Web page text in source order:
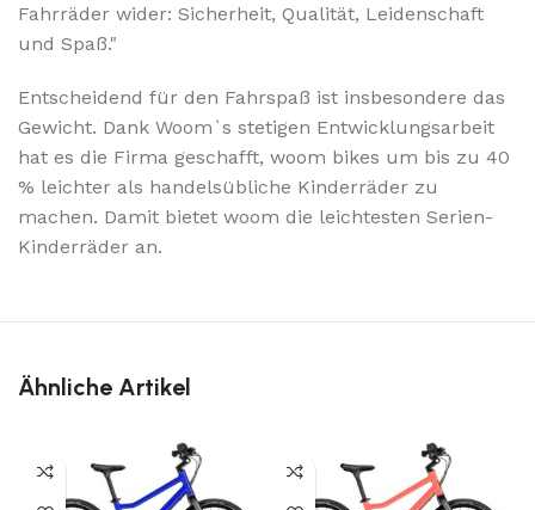
Fahrräder wider: Sicherheit, Qualität, Leidenschaft
und Spaß."
Entscheidend für den Fahrspaß ist insbesondere das
Gewicht. Dank Woom`s stetigen Entwicklungsarbeit
hat es die Firma geschafft, woom bikes um bis zu 40
% leichter als handelsübliche Kinderräder zu
machen. Damit bietet woom die leichtesten Serien-
Kinderräder an.
Ähnliche Artikel